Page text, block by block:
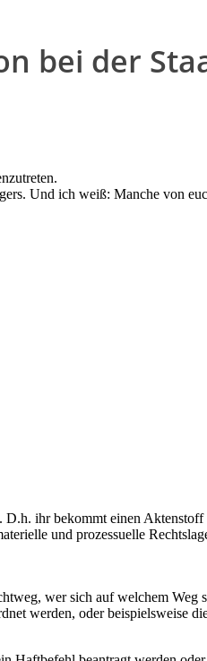
bei der
Und ich weiß: Manche von
ihr bekommt einen
und prozessuelle
wer sich auf welchem Weg
werden, oder beispielsweise